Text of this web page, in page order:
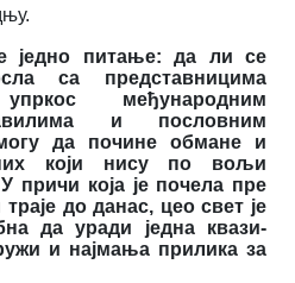
једно питање: да ли се
са представницима
међународним
и пословним
да почине обмане и
који нису по вољи
У причи која је почела пре
до данас, цео свет је
да уради једна квази-
и најмања прилика за